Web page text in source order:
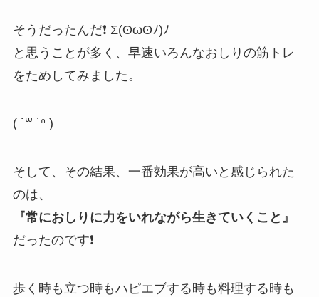
そうだったんだ❗️ Σ(ʘωʘﾉ)ﾉ
と思うことが多く、早速いろんなおしりの筋トレ
をためしてみました。
( ˙ ꒳ ˙ ᐢ )
そして、その結果、一番効果が高いと感じられた
のは、
『常におしりに力をいれながら生きていくこと』
だったのです❗️
歩く時も立つ時もハピエブする時も料理する時も